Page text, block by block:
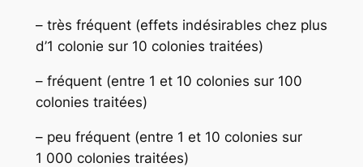
– très fréquent (effets indésirables chez plus
d’1 colonie sur 10 colonies traitées)
– fréquent (entre 1 et 10 colonies sur 100
colonies traitées)
– peu fréquent (entre 1 et 10 colonies sur
1 000 colonies traitées)